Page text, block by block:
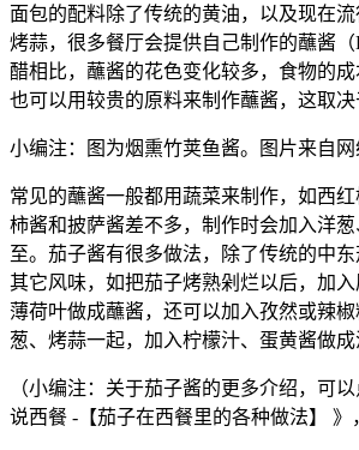
面包的配料除了传统的黄油，以及现在
烤蒜，很多餐厅会提供自己制作的蘸酱
醋相比，蘸酱的花色变化较多，食物的
也可以用较贵的原料来制作蘸酱，这取决
小编注：图为烟熏竹荚鱼酱。图片来自网
常见的蘸酱一般都用蔬菜来制作，如西
柿酱和披萨酱差不多，制作时会加入洋
至。茄子酱有很多做法，除了传统的中
其它风味，如把茄子烤熟剁烂以后，加入
薄荷叶做成蘸酱，还可以加入孜然或辣
葱、烤蒜一起，加入柠檬汁、蛋黄酱做成
（小编注：关于茄子酱的更多介绍，可
说西餐 -【茄子在西餐里的各种做法】 》